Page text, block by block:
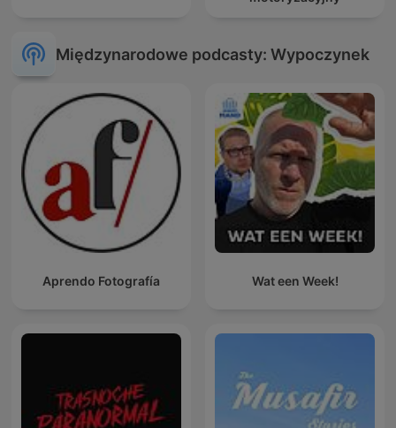
Międzynarodowe podcasty: Wypoczynek
Aprendo Fotografía Wat een Week!